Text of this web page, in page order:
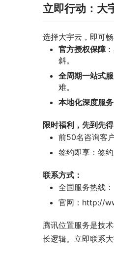
立即行动：大
选择大宇云，即可
官方授权保障
斜。
全周期一站式
难。
本地化深度服务
限时福利，先到先得
前50名咨询客
签约即享：签
联系方式：
全国服务热线
官网：http://
腾讯位置服务是技
长逻辑。立即联系